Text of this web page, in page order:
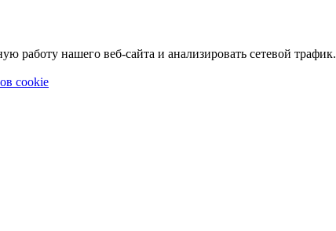
работу нашего веб-сайта и анализировать сетевой трафик.
cookie